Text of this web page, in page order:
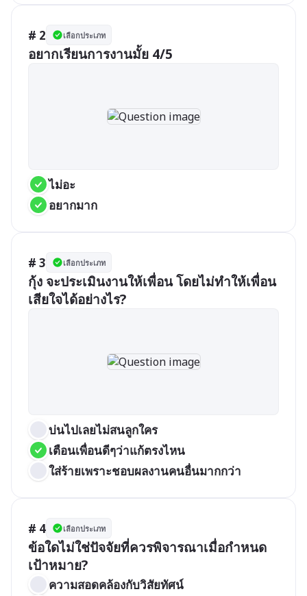
# 2 เลือกประเภท
อยากเรียนการงานมั้ย 4/5
ไม่อะ
อยากมาก
# 3 เลือกประเภท
กุ้ง จะประเมินงานให้เพื่อน โดยไม่ทำให้เพื่อน
เสียใจได้อย่างไร?
บ่นไปเลยไม่สนลูกใคร
เตือนเพื่อนดีๆว่าแก้ตรงไหน
ใส่ร้ายเพราะชอบผลงานคนอื่นมากกว่า
# 4 เลือกประเภท
ข้อใดไม่ใช่ปัจจัยที่ควรพิจารณาเมื่อกำหนด
เป้าหมาย?
ความสอดคล้องกับวิสัยทัศน์